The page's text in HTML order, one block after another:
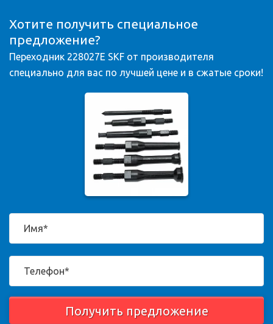
Хотите получить специальное
предложение?
Переходник 228027E SKF от производителя
специально для вас по лучшей цене и в сжатые сроки!
Получить предложение